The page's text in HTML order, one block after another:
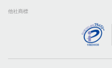
他社商標